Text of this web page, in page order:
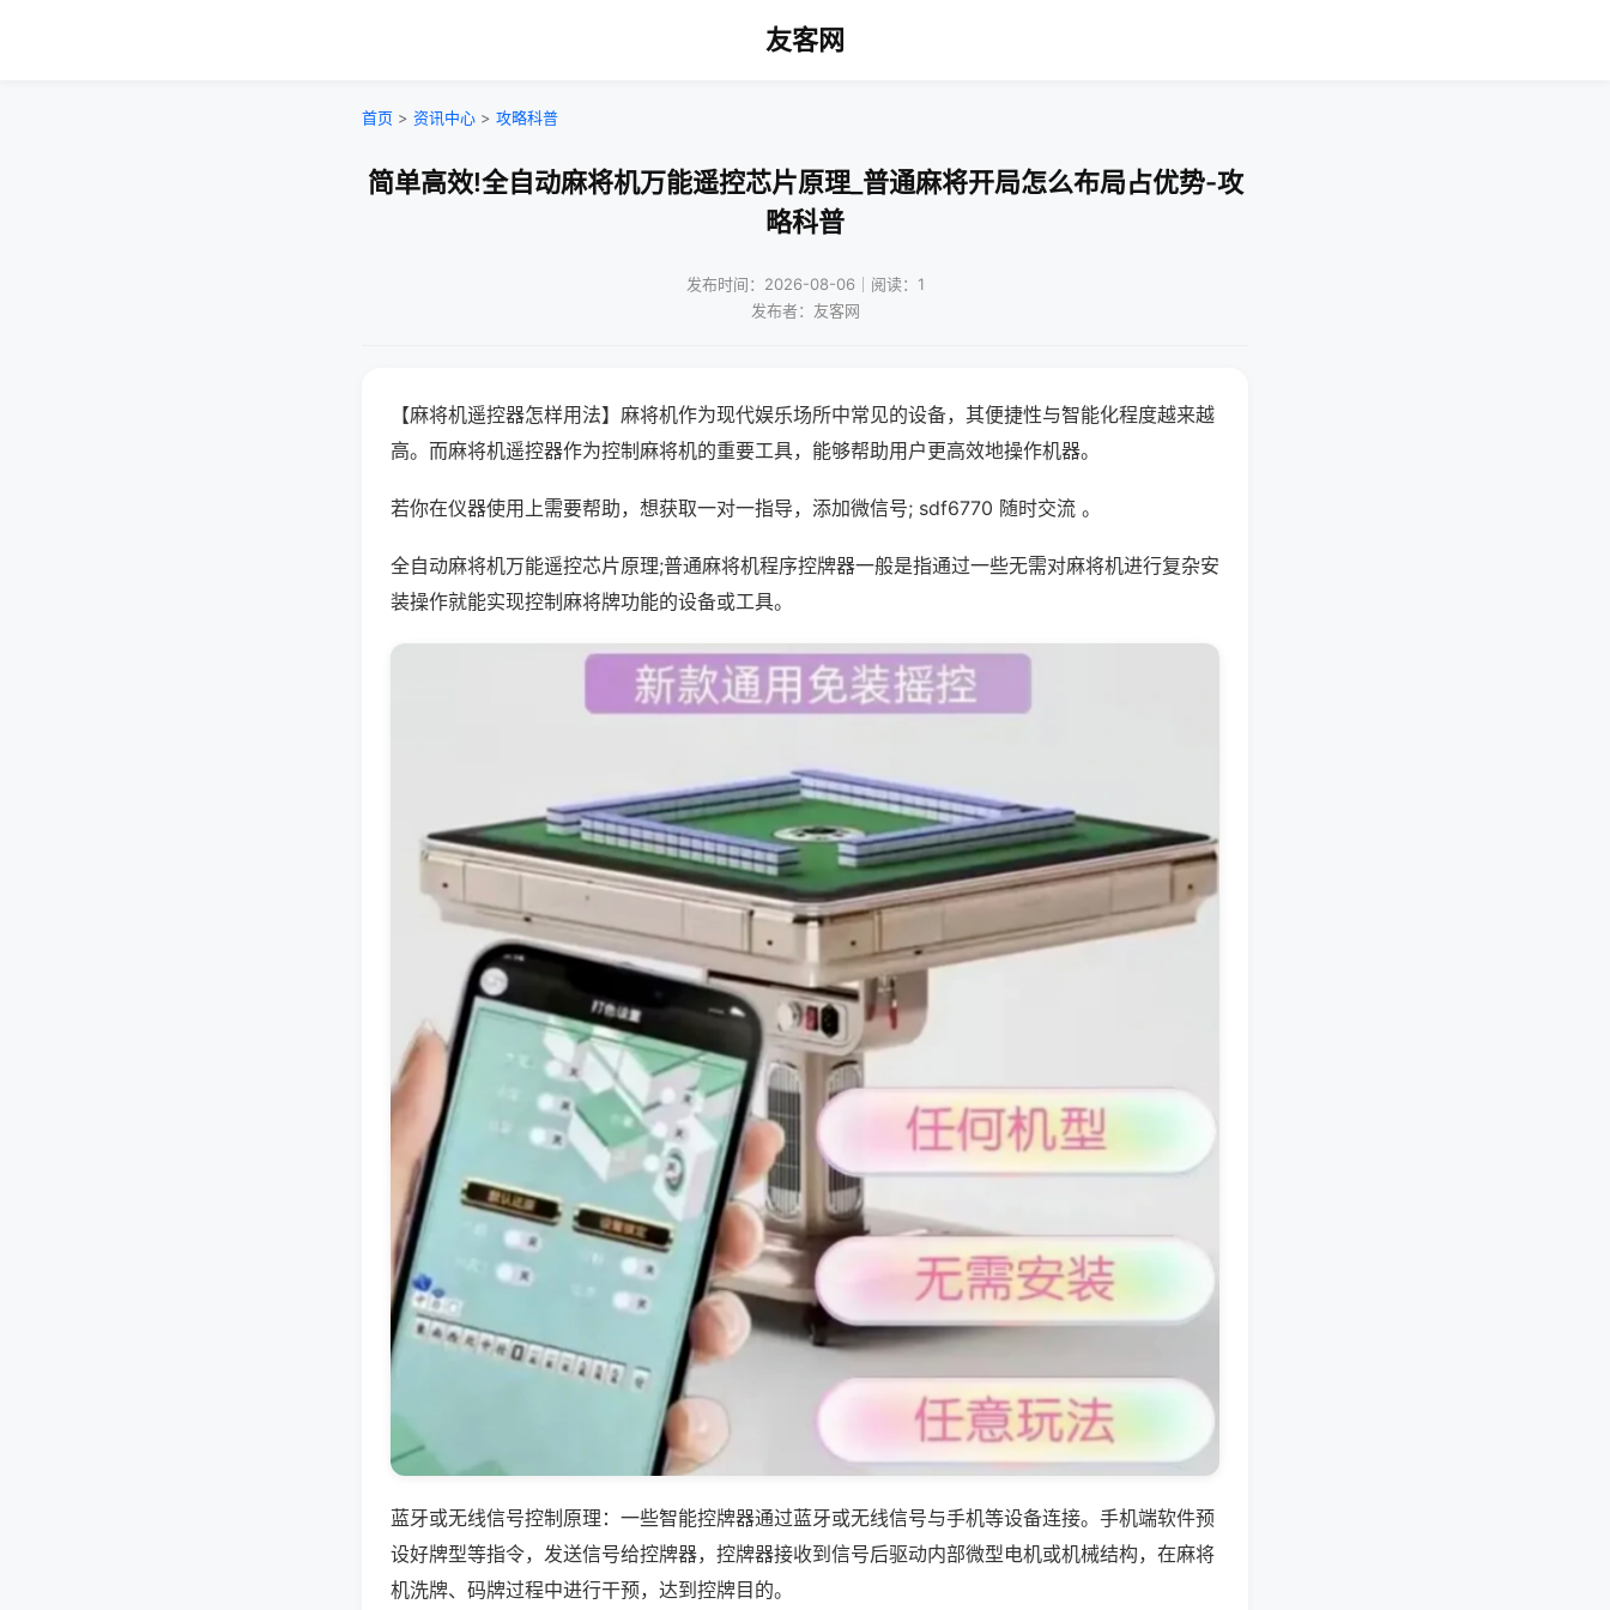
友客网
首页 > 资讯中心 > 攻略科普
简单高效!全自动麻将机万能遥控芯片原理_普通麻将开局怎么布局占优势-攻
略科普
发布时间：2026-08-06｜阅读：1
发布者：友客网
【麻将机遥控器怎样用法】麻将机作为现代娱乐场所中常见的设备，其便捷性与智能化程度越来越
高。而麻将机遥控器作为控制麻将机的重要工具，能够帮助用户更高效地操作机器。
若你在仪器使用上需要帮助，想获取一对一指导，添加微信号; sdf6770 随时交流 。
全自动麻将机万能遥控芯片原理;普通麻将机程序控牌器一般是指通过一些无需对麻将机进行复杂安
装操作就能实现控制麻将牌功能的设备或工具。
蓝牙或无线信号控制原理：一些智能控牌器通过蓝牙或无线信号与手机等设备连接。手机端软件预
设好牌型等指令，发送信号给控牌器，控牌器接收到信号后驱动内部微型电机或机械结构，在麻将
机洗牌、码牌过程中进行干预，达到控牌目的。